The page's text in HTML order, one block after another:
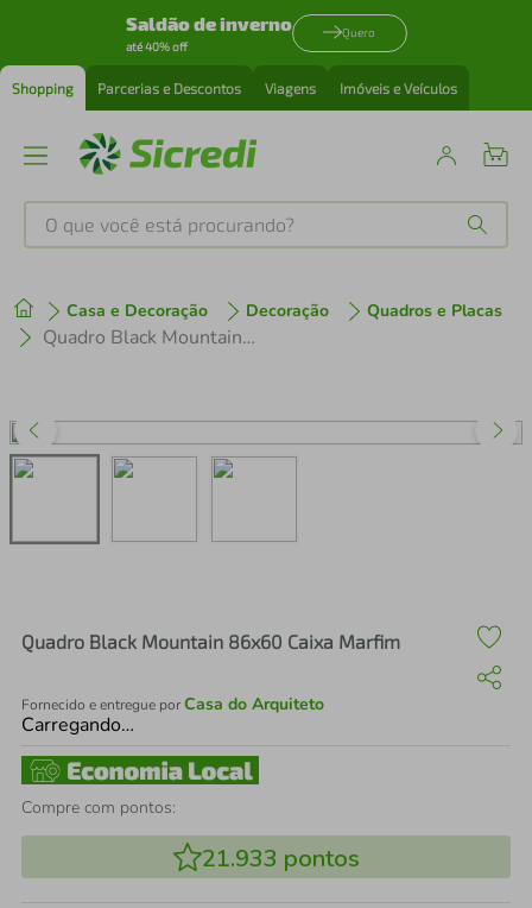
Saldão de inverno
até 40% off
Quero
Shopping Parcerias e Descontos Viagens Imóveis e Veículos
O que você está procurando?
Casa e Decoração Decoração Quadros e Placas
Quadro Black Mountain 86x60 Caixa Marfim
Quadro Black Mountain 86x60 Caixa Marfim
Fornecido e entregue porCasa do Arquiteto
Carregando…
Compre com pontos:
21.933 pontos
1º tenis
perfume